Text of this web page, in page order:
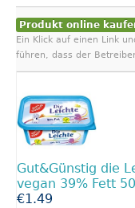
Produkt online
Ein Klick auf einen Link
führen, dass der
Gut&Günstig die
vegan 39% Fett
€1.49